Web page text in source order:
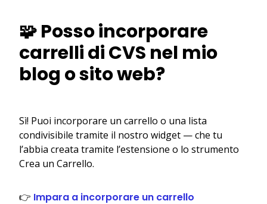
🧩 Posso incorporare
carrelli di CVS nel mio
blog o sito web?
Sì! Puoi incorporare un carrello o una lista
condivisibile tramite il nostro widget — che tu
l’abbia creata tramite l’estensione o lo strumento
Crea un Carrello.
👉 Impara a incorporare un carrello